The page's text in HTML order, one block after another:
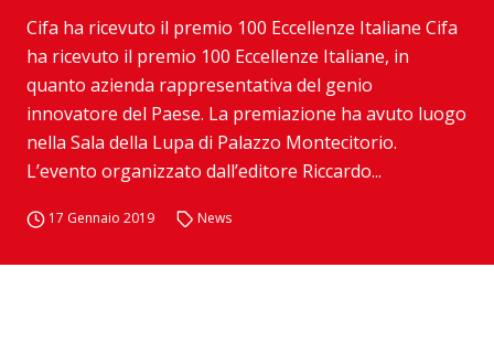
Cifa ha ricevuto il premio 100 Eccellenze Italiane Cifa
ha ricevuto il premio 100 Eccellenze Italiane, in
quanto azienda rappresentativa del genio
innovatore del Paese. La premiazione ha avuto luogo
nella Sala della Lupa di Palazzo Montecitorio.
L’evento organizzato dall’editore Riccardo...
17 Gennaio 2019 News